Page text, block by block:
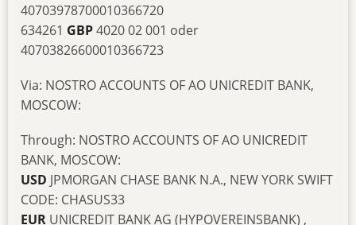
40703978700010366720
634261 GBP4020 02 001 oder
40703826600010366723
Via: NOSTRO ACCOUNTS OF AO UNICREDIT BANK,
MOSCOW:
Through: NOSTRO ACCOUNTS OF AO UNICREDIT
BANK, MOSCOW:
USD JPMORGAN CHASE BANK N.A., NEW YORK SWIFT
CODE: CHASUS33
EUR UNICREDIT BANK AG (HYPOVEREINSBANK) ,